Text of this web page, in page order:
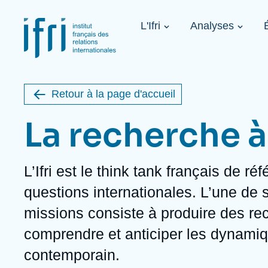
contenu
principal
Navigation
principale
L'Ifri Analyses
À propos de l'Ifri
Message du Président
L'Ifri en bref
Think tank : notre définition
Sujets phares
Iran
États-Unis
Proche-Orient
À venir
Au cœur des tempêtes. Présentation
du Ramses 2027
À propos de l'Ifri
L'Ifri en bref Proche-Orient
Retour à la page d'accueil
La recherche
L’Ifri est le think tank français de
questions internationales. L’une de
missions consiste à produire des
comprendre et anticiper les
contemporain.